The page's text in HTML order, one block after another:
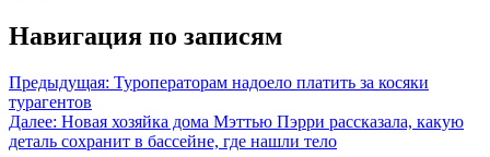
Навигация по записям
Предыдущая: Туроператорам надоело платить за косяки
турагентов
Далее: Новая хозяйка дома Мэттью Пэрри рассказала, какую
деталь сохранит в бассейне, где нашли тело